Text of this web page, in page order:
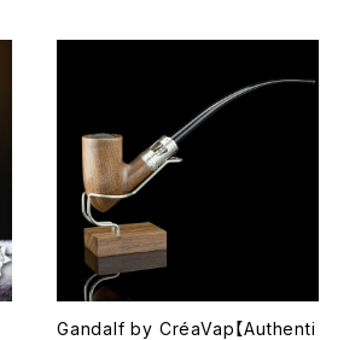
Gandalf by CréaVap【Authenti